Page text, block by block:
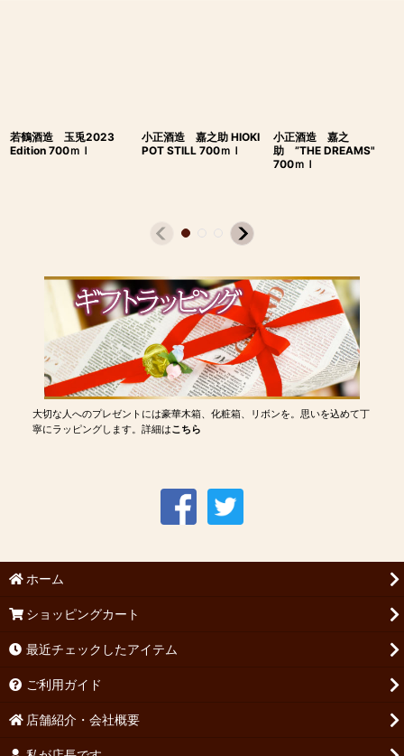
若鶴酒造 玉兎2023
Edition 700ｍｌ
小正酒造 嘉之助 HIOKI
POT STILL 700ｍｌ
小正酒造 嘉之
助 ”THE DREAMS"
700ｍｌ
大切な人へのプレゼントには豪華木箱、化粧箱、リボンを。思いを込めて丁
寧にラッピングします。詳細はこちら
ホーム
ショッピングカート
最近チェックしたアイテム
ご利用ガイド
店舗紹介・会社概要